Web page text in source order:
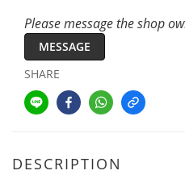
Please message the shop
MESSAGE
SHARE
DESCRIPTION